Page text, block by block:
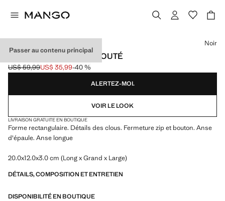
Passer au contenu principal
SAC PORTÉ ÉPAULE CLOUTÉ
Prix initial barré [US$ 59,99 ]
US$ 59,99
Prix actuel [US$ 35,99 ]
US$ 35,99-40 %
Choisissez une couleur
Noir
ALERTEZ-MOI.
VOIR LE LOOK
LIVRAISON GRATUITE EN BOUTIQUE
Forme rectangulaire. Détails des clous. Fermeture zip et bouton. Anse
d'épaule. Anse longue
20.0x12.0x3.0 cm (Long x Grand x Large)
DÉTAILS, COMPOSITION ET ENTRETIEN
DISPONIBILITÉ EN BOUTIQUE